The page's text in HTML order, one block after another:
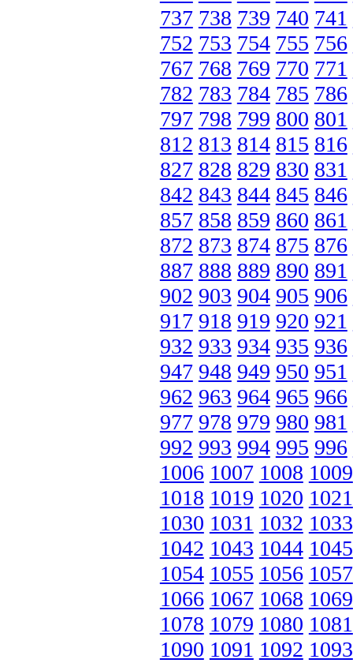
737 738 739 740 741
752 753 754 755 756
767 768 769 770 771
782 783 784 785 786
797 798 799 800 801
812 813 814 815 816
827 828 829 830 831
842 843 844 845 846
857 858 859 860 861
872 873 874 875 876
887 888 889 890 891
902 903 904 905 906
917 918 919 920 921
932 933 934 935 936
947 948 949 950 951
962 963 964 965 966
977 978 979 980 981
992 993 994 995 996
1006 1007 1008 1009
1018 1019 1020 1021
1030 1031 1032 1033
1042 1043 1044 1045
1054 1055 1056 1057
1066 1067 1068 1069
1078 1079 1080 1081
1090 1091 1092 1093